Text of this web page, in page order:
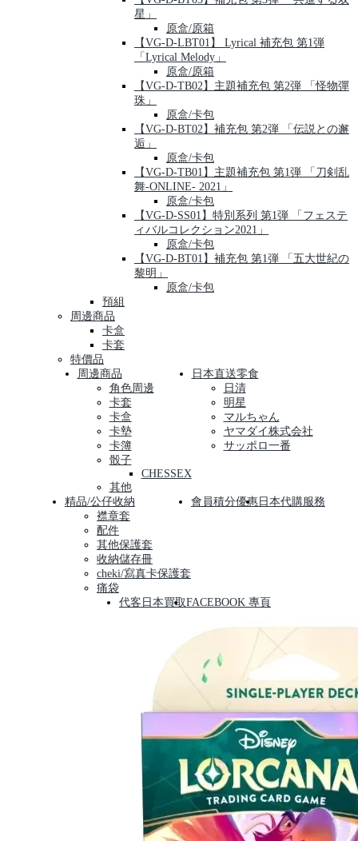
星」
原盒/原箱
【VG-D-LBT01】 Lyrical 補充包 第1弾
「Lyrical Melody」
原盒/原箱
【VG-D-TB02】主題補充包 第2弾 「怪物彈
珠」
原盒/卡包
【VG-D-BT02】補充包 第2弾 「伝説との邂
逅」
原盒/卡包
【VG-D-TB01】主題補充包 第1弾 「刀剣乱
舞-ONLINE- 2021」
原盒/卡包
【VG-D-SS01】特別系列 第1弾 「フェステ
ィバルコレクション2021」
原盒/卡包
【VG-D-BT01】補充包 第1弾 「五大世紀の
黎明」
原盒/卡包
預組
周邊商品
卡盒
卡套
特價品
周邊商品
角色周邊
卡套
卡盒
卡墊
卡簿
骰子
CHESSEX
其他
日本直送零食
日清
明星
マルちゃん
ヤマダイ株式会社
サッポロ一番
精品/公仔收納
襟章套
配件
其他保護套
收納儲存冊
cheki/寫真卡保護套
痛袋
會員積分優惠 日本代購服務
代客日本買取FACEBOOK 專頁